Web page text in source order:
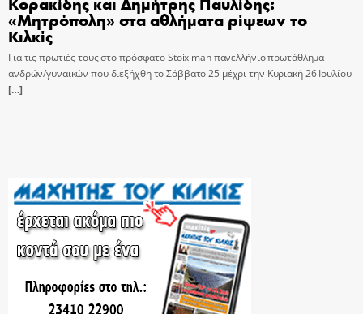
«Μητρόπολη» στα αθλήματα ρίψεων το
Κιλκίς
Για τις πρωτιές τους στο πρόσφατο Stoiximan πανελλήνιο πρωτάθλημα
ανδρών/γυναικών που διεξήχθη το Σάββατο 25 μέχρι την Κυριακή 26 Ιουλίου
[…]